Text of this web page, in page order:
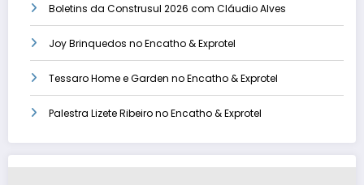
Boletins da Construsul 2026 com Cláudio Alves
Joy Brinquedos no Encatho & Exprotel
Tessaro Home e Garden no Encatho & Exprotel
Palestra Lizete Ribeiro no Encatho & Exprotel